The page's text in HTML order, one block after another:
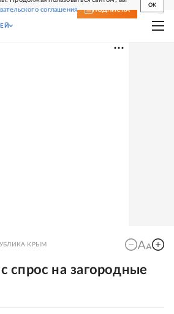
соглашения
OK
ПОДПИСКА
КРЫМ
спрос на загородные